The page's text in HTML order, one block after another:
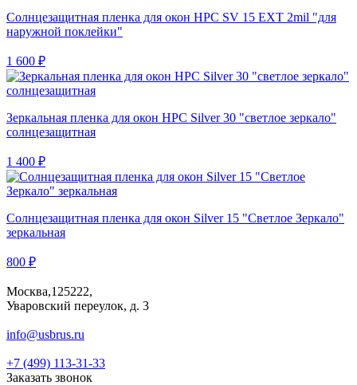
Солнцезащитная пленка для окон HPC SV 15 EXT 2mil "для
наружной поклейки"
1 600 ₽
Зеркальная пленка для окон HPC Silver 30 "светлое зеркало"
солнцезащитная
1 400 ₽
Солнцезащитная пленка для окон Silver 15 "Светлое Зеркало"
зеркальная
800 ₽
Москва,125222,
Уваровский переулок, д. 3
info@usbrus.ru
+7 (499) 113-31-33
Заказать звонок